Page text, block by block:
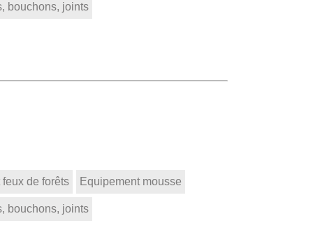
bouchons, joints
de forêts Equipement mousse
bouchons, joints